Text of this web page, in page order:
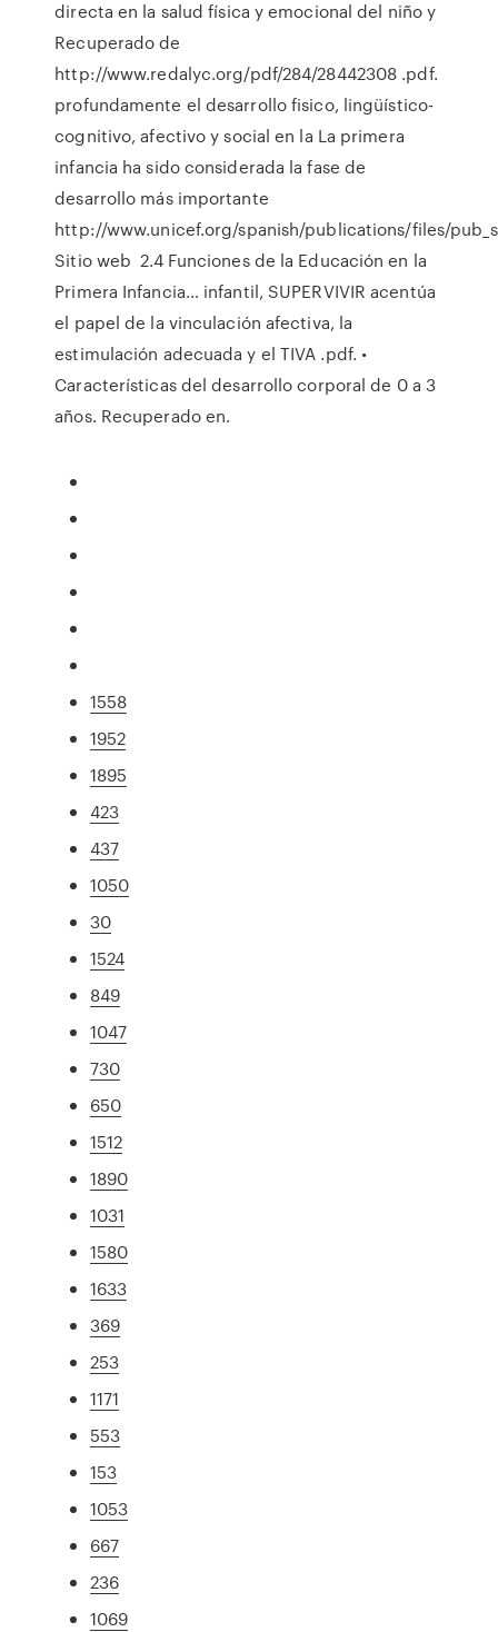
directa en la salud física y emocional del niño y
Recuperado de
http://www.redalyc.org/pdf/284/28442308 .pdf.
profundamente el desarrollo fisico, lingüístico-
cognitivo, afectivo y social en la La primera
infancia ha sido considerada la fase de
desarrollo más importante
http://www.unicef.org/spanish/publications/files/
Sitio web 2.4 Funciones de la Educación en la
Primera Infancia… infantil, SUPERVIVIR acentúa
el papel de la vinculación afectiva, la
estimulación adecuada y el TIVA .pdf. •
Características del desarrollo corporal de 0 a 3
años. Recuperado en.
1558
1952
1895
423
437
1050
30
1524
849
1047
730
650
1512
1890
1031
1580
1633
369
253
1171
553
153
1053
667
236
1069